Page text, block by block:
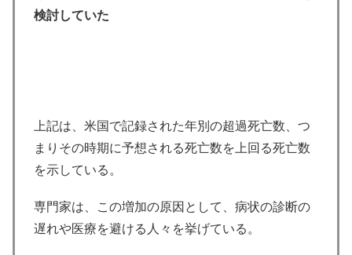
検討していた
上記は、米国で記録された年別の超過死亡数、つ
まりその時期に予想される死亡数を上回る死亡数
を示している。
専門家は、この増加の原因として、病状の診断の
遅れや医療を避ける人々を挙げている。